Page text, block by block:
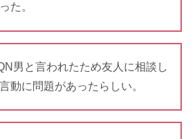
た。
男と言われたため友人に相談し
動に問題があったらしい。